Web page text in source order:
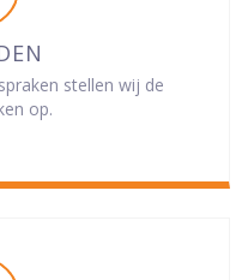
stellen wij de
op.